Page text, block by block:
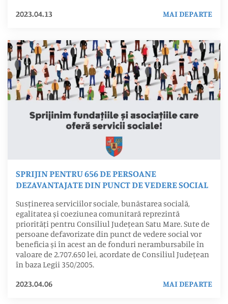
2023.04.13
MAI DEPARTE
SPRIJIN PENTRU 656 DE PERSOANE
DEZAVANTAJATE DIN PUNCT DE VEDERE SOCIAL
Susținerea serviciilor sociale, bunăstarea socială,
egalitatea și coeziunea comunitară reprezintă
priorități pentru Consiliul Județean Satu Mare. Sute de
persoane defavorizate din punct de vedere social vor
beneficia și în acest an de fonduri nerambursabile în
valoare de 2.707.650 lei, acordate de Consiliul Județean
în baza Legii 350/2005.
2023.04.06
MAI DEPARTE